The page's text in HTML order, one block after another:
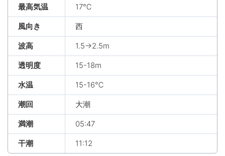
最高気温 17℃
風向き 西
波高 1.5→2.5m
透明度 15-18m
水温 15-16℃
潮回 大潮
満潮 05:47
干潮 11:12